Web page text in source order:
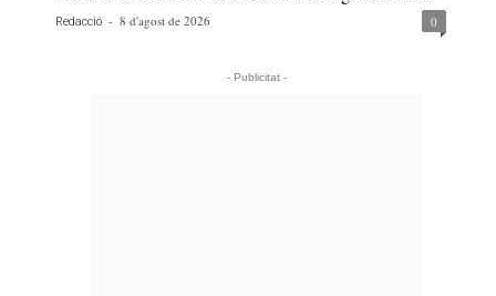
Redacció - 8 d'agost de 2026 0
- Publicitat -